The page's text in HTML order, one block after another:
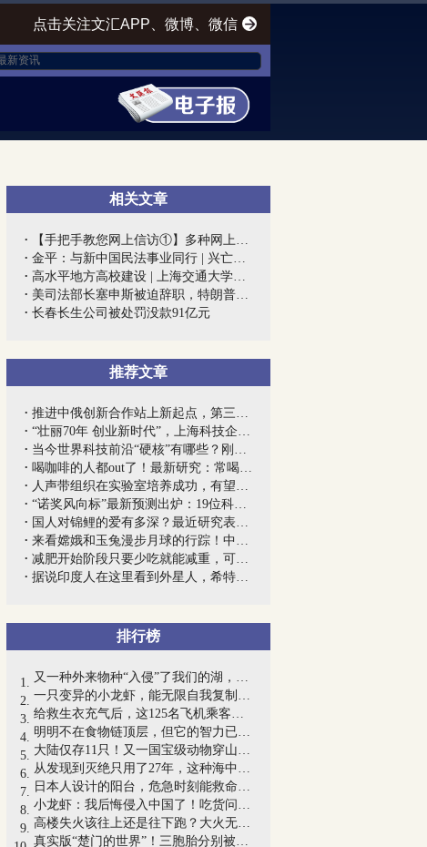
点击关注文汇APP、微博、微信
相关文章
【手把手教您网上信访①】多种网上信访渠...
金平：与新中国民法事业同行 | 兴亡匹夫...
高水平地方高校建设 | 上海交通大学医学...
美司法部长塞申斯被迫辞职，特朗普终向“...
长春长生公司被处罚没款91亿元
推荐文章
推进中俄创新合作站上新起点，第三届中俄...
“壮丽70年 创业新时代”，上海科技企业...
当今世界科技前沿“硬核”有哪些？刚发布...
喝咖啡的人都out了！最新研究：常喝茶有...
人声带组织在实验室培养成功，有望让患者...
“诺奖风向标”最新预测出炉：19位科学家...
国人对锦鲤的爱有多深？最近研究表明：绵...
来看嫦娥和玉兔漫步月球的行踪！中科院国...
减肥开始阶段只要少吃就能减重，可后来体...
据说印度人在这里看到外星人，希特勒派人...
排行榜
又一种外来物种“入侵”了我们的湖，能...
一只变异的小龙虾，能无限自我复制，25年...
给救生衣充气后，这125名飞机乘客竟提早...
明明不在食物链顶层，但它的智力已高到令...
大陆仅存11只！又一国宝级动物穿山甲被宣...
从发现到灭绝只用了27年，这种海中巨兽经...
日本人设计的阳台，危急时刻能救命！网友...
小龙虾：我后悔侵入中国了！吃货问：它吃...
高楼失火该往上还是往下跑？大火无情，知...
真实版“楚门的世界”！三胞胎分别被贫中...